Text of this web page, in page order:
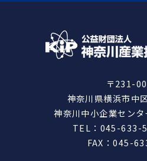
〒231-
神奈川県横浜市中
神奈川中小企業セン
TEL：045-633-
FAX：045-